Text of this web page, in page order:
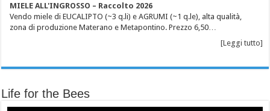
MIELE ALL'INGROSSO – Raccolto 2026
Vendo miele di EUCALIPTO (~3 q.li) e AGRUMI (~1 q.le), alta qualità,
zona di produzione Materano e Metapontino. Prezzo 6,50…
[Leggi tutto]
Life for the Bees